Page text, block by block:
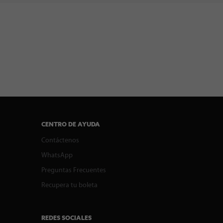
CENTRO DE AYUDA
Contáctenos
WhatsApp
Preguntas Frecuentes
Recupera tu boleta
REDES SOCIALES